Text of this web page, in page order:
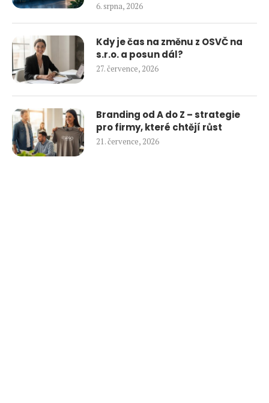
6. srpna, 2026
Kdy je čas na změnu z OSVČ na
s.r.o. a posun dál?
27. července, 2026
Branding od A do Z – strategie
pro firmy, které chtějí růst
21. července, 2026